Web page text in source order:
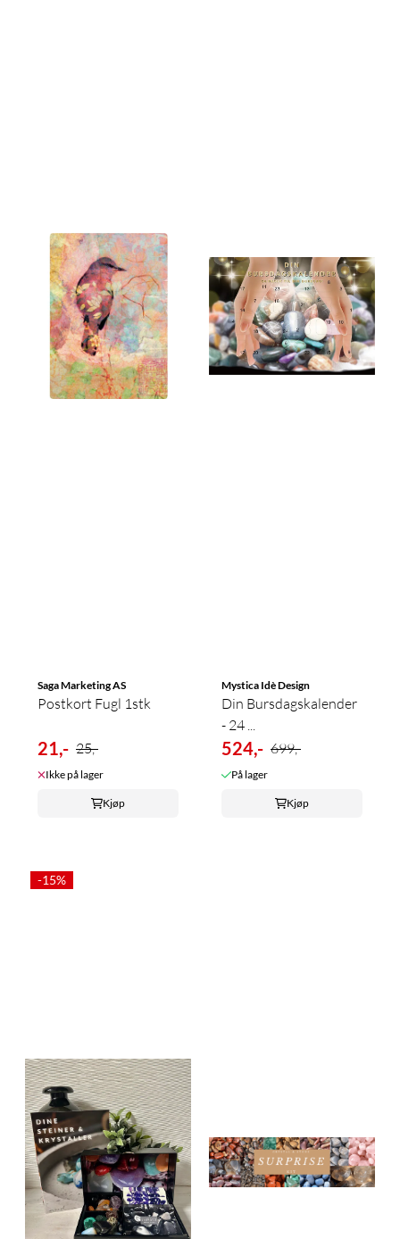
Saga Marketing AS
Postkort Fugl 1stk
21,- 25,-
Ikke på lager
Kjøp
Mystica Idè Design
Din Bursdagskalender
- 24 ...
524,- 699,-
På lager
Kjøp
-15%